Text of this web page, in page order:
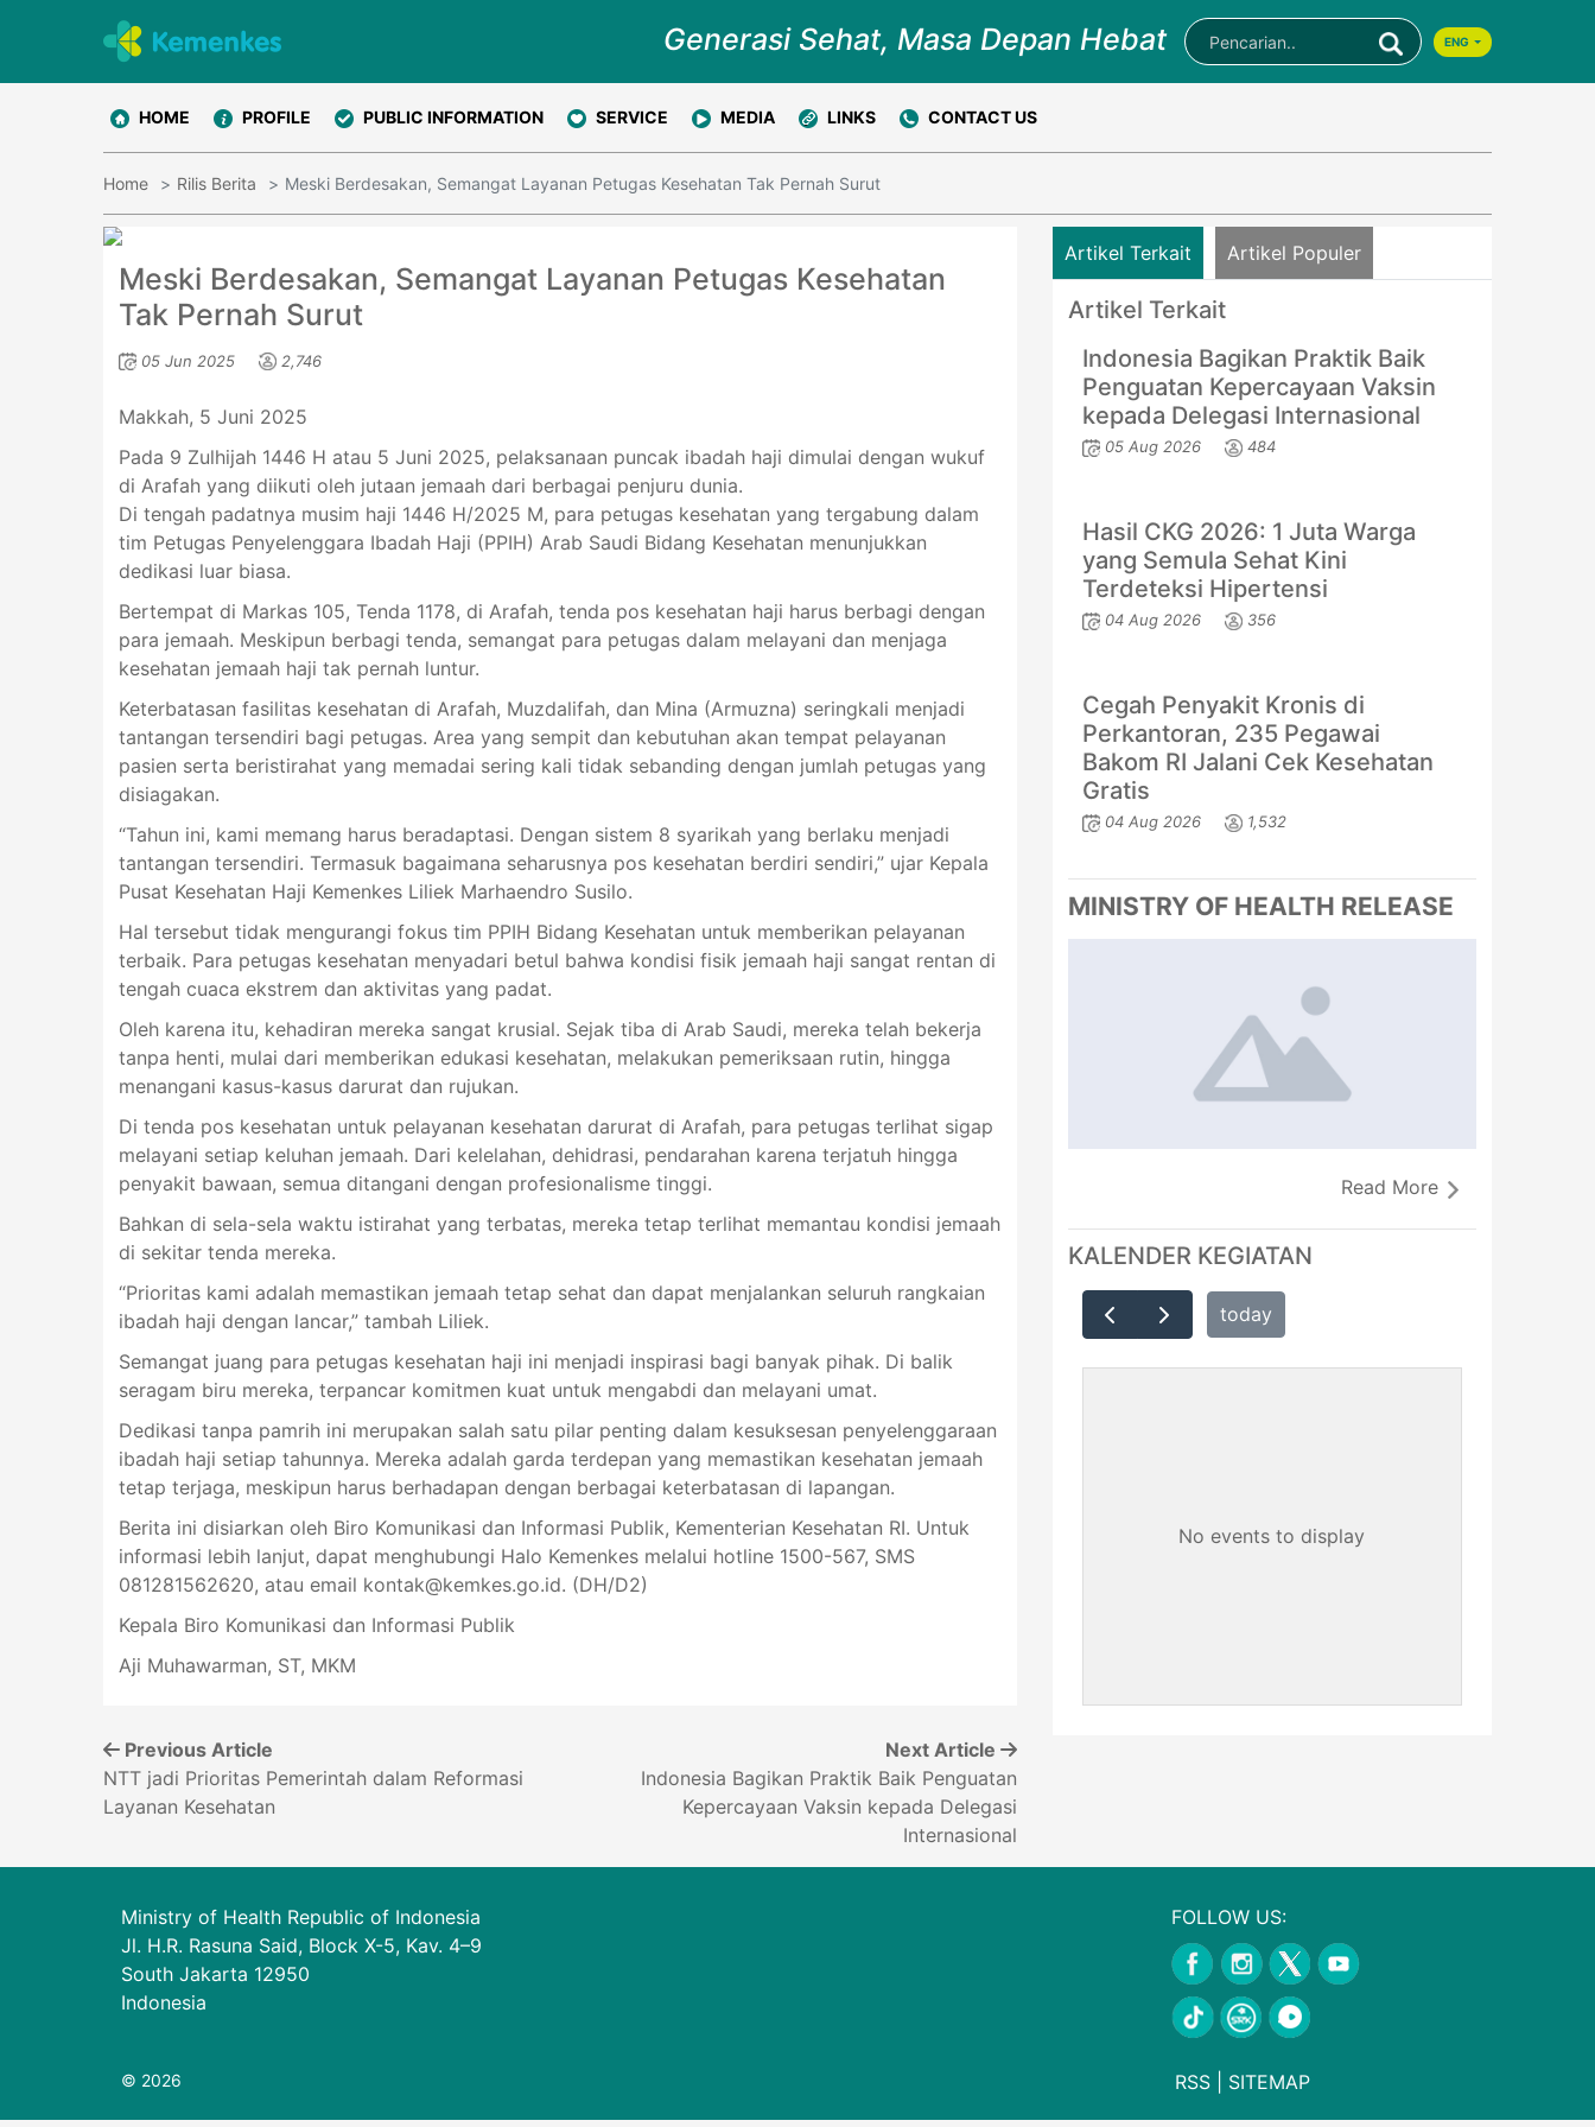
Generasi Sehat, Masa Depan Hebat ENG
HOME PROFILE PUBLIC INFORMATION SERVICE MEDIA LINKS CONTACT US
Home Rilis Berita Meski Berdesakan, Semangat Layanan Petugas Kesehatan Tak Pernah Surut
Meski Berdesakan, Semangat Layanan Petugas Kesehatan
Tak Pernah Surut
05 Jun 2025 2,746
Makkah, 5 Juni 2025
Pada 9 Zulhijah 1446 H atau 5 Juni 2025, pelaksanaan puncak ibadah haji dimulai dengan wukuf
di Arafah yang diikuti oleh jutaan jemaah dari berbagai penjuru dunia.
Di tengah padatnya musim haji 1446 H/2025 M, para petugas kesehatan yang tergabung dalam
tim Petugas Penyelenggara Ibadah Haji (PPIH) Arab Saudi Bidang Kesehatan menunjukkan
dedikasi luar biasa.
Bertempat di Markas 105, Tenda 1178, di Arafah, tenda pos kesehatan haji harus berbagi dengan
para jemaah. Meskipun berbagi tenda, semangat para petugas dalam melayani dan menjaga
kesehatan jemaah haji tak pernah luntur.
Keterbatasan fasilitas kesehatan di Arafah, Muzdalifah, dan Mina (Armuzna) seringkali menjadi
tantangan tersendiri bagi petugas. Area yang sempit dan kebutuhan akan tempat pelayanan
pasien serta beristirahat yang memadai sering kali tidak sebanding dengan jumlah petugas yang
disiagakan.
“Tahun ini, kami memang harus beradaptasi. Dengan sistem 8 syarikah yang berlaku menjadi
tantangan tersendiri. Termasuk bagaimana seharusnya pos kesehatan berdiri sendiri,” ujar Kepala
Pusat Kesehatan Haji Kemenkes Liliek Marhaendro Susilo.
Hal tersebut tidak mengurangi fokus tim PPIH Bidang Kesehatan untuk memberikan pelayanan
terbaik. Para petugas kesehatan menyadari betul bahwa kondisi fisik jemaah haji sangat rentan di
tengah cuaca ekstrem dan aktivitas yang padat.
Oleh karena itu, kehadiran mereka sangat krusial. Sejak tiba di Arab Saudi, mereka telah bekerja
tanpa henti, mulai dari memberikan edukasi kesehatan, melakukan pemeriksaan rutin, hingga
menangani kasus-kasus darurat dan rujukan.
Di tenda pos kesehatan untuk pelayanan kesehatan darurat di Arafah, para petugas terlihat sigap
melayani setiap keluhan jemaah. Dari kelelahan, dehidrasi, pendarahan karena terjatuh hingga
penyakit bawaan, semua ditangani dengan profesionalisme tinggi.
Bahkan di sela-sela waktu istirahat yang terbatas, mereka tetap terlihat memantau kondisi jemaah
di sekitar tenda mereka.
“Prioritas kami adalah memastikan jemaah tetap sehat dan dapat menjalankan seluruh rangkaian
ibadah haji dengan lancar,” tambah Liliek.
Semangat juang para petugas kesehatan haji ini menjadi inspirasi bagi banyak pihak. Di balik
seragam biru mereka, terpancar komitmen kuat untuk mengabdi dan melayani umat.
Dedikasi tanpa pamrih ini merupakan salah satu pilar penting dalam kesuksesan penyelenggaraan
ibadah haji setiap tahunnya. Mereka adalah garda terdepan yang memastikan kesehatan jemaah
tetap terjaga, meskipun harus berhadapan dengan berbagai keterbatasan di lapangan.
Berita ini disiarkan oleh Biro Komunikasi dan Informasi Publik, Kementerian Kesehatan RI. Untuk
informasi lebih lanjut, dapat menghubungi Halo Kemenkes melalui hotline 1500-567, SMS
081281562620, atau email kontak@kemkes.go.id. (DH/D2)
Kepala Biro Komunikasi dan Informasi Publik
Aji Muhawarman, ST, MKM
Previous Article
⁠NTT jadi Prioritas Pemerintah dalam Reformasi
Layanan Kesehatan
Next Article
Indonesia Bagikan Praktik Baik Penguatan
Kepercayaan Vaksin kepada Delegasi
Internasional
Artikel Terkait Artikel Populer
Artikel Terkait
Indonesia Bagikan Praktik Baik
Penguatan Kepercayaan Vaksin
kepada Delegasi Internasional
05 Aug 2026 484
Hasil CKG 2026: 1 Juta Warga
yang Semula Sehat Kini
Terdeteksi Hipertensi
04 Aug 2026 356
Cegah Penyakit Kronis di
Perkantoran, 235 Pegawai
Bakom RI Jalani Cek Kesehatan
Gratis
04 Aug 2026 1,532
MINISTRY OF HEALTH RELEASE
Read More
KALENDER KEGIATAN
today
No events to display
Ministry of Health Republic of Indonesia
Jl. H.R. Rasuna Said, Block X-5, Kav. 4–9
South Jakarta 12950
Indonesia
FOLLOW US:
© 2026 RSS| SITEMAP